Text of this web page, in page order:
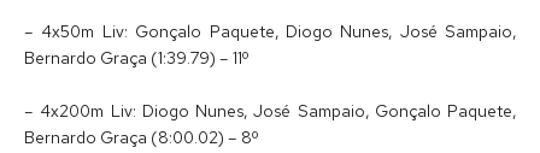
– 4x50m Liv: Gonçalo Paquete, Diogo Nunes, José Sampaio,
Bernardo Graça (1:39.79) – 11º
– 4x200m Liv: Diogo Nunes, José Sampaio, Gonçalo Paquete,
Bernardo Graça (8:00.02) – 8º